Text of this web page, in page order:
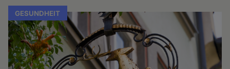
GESUNDHEIT